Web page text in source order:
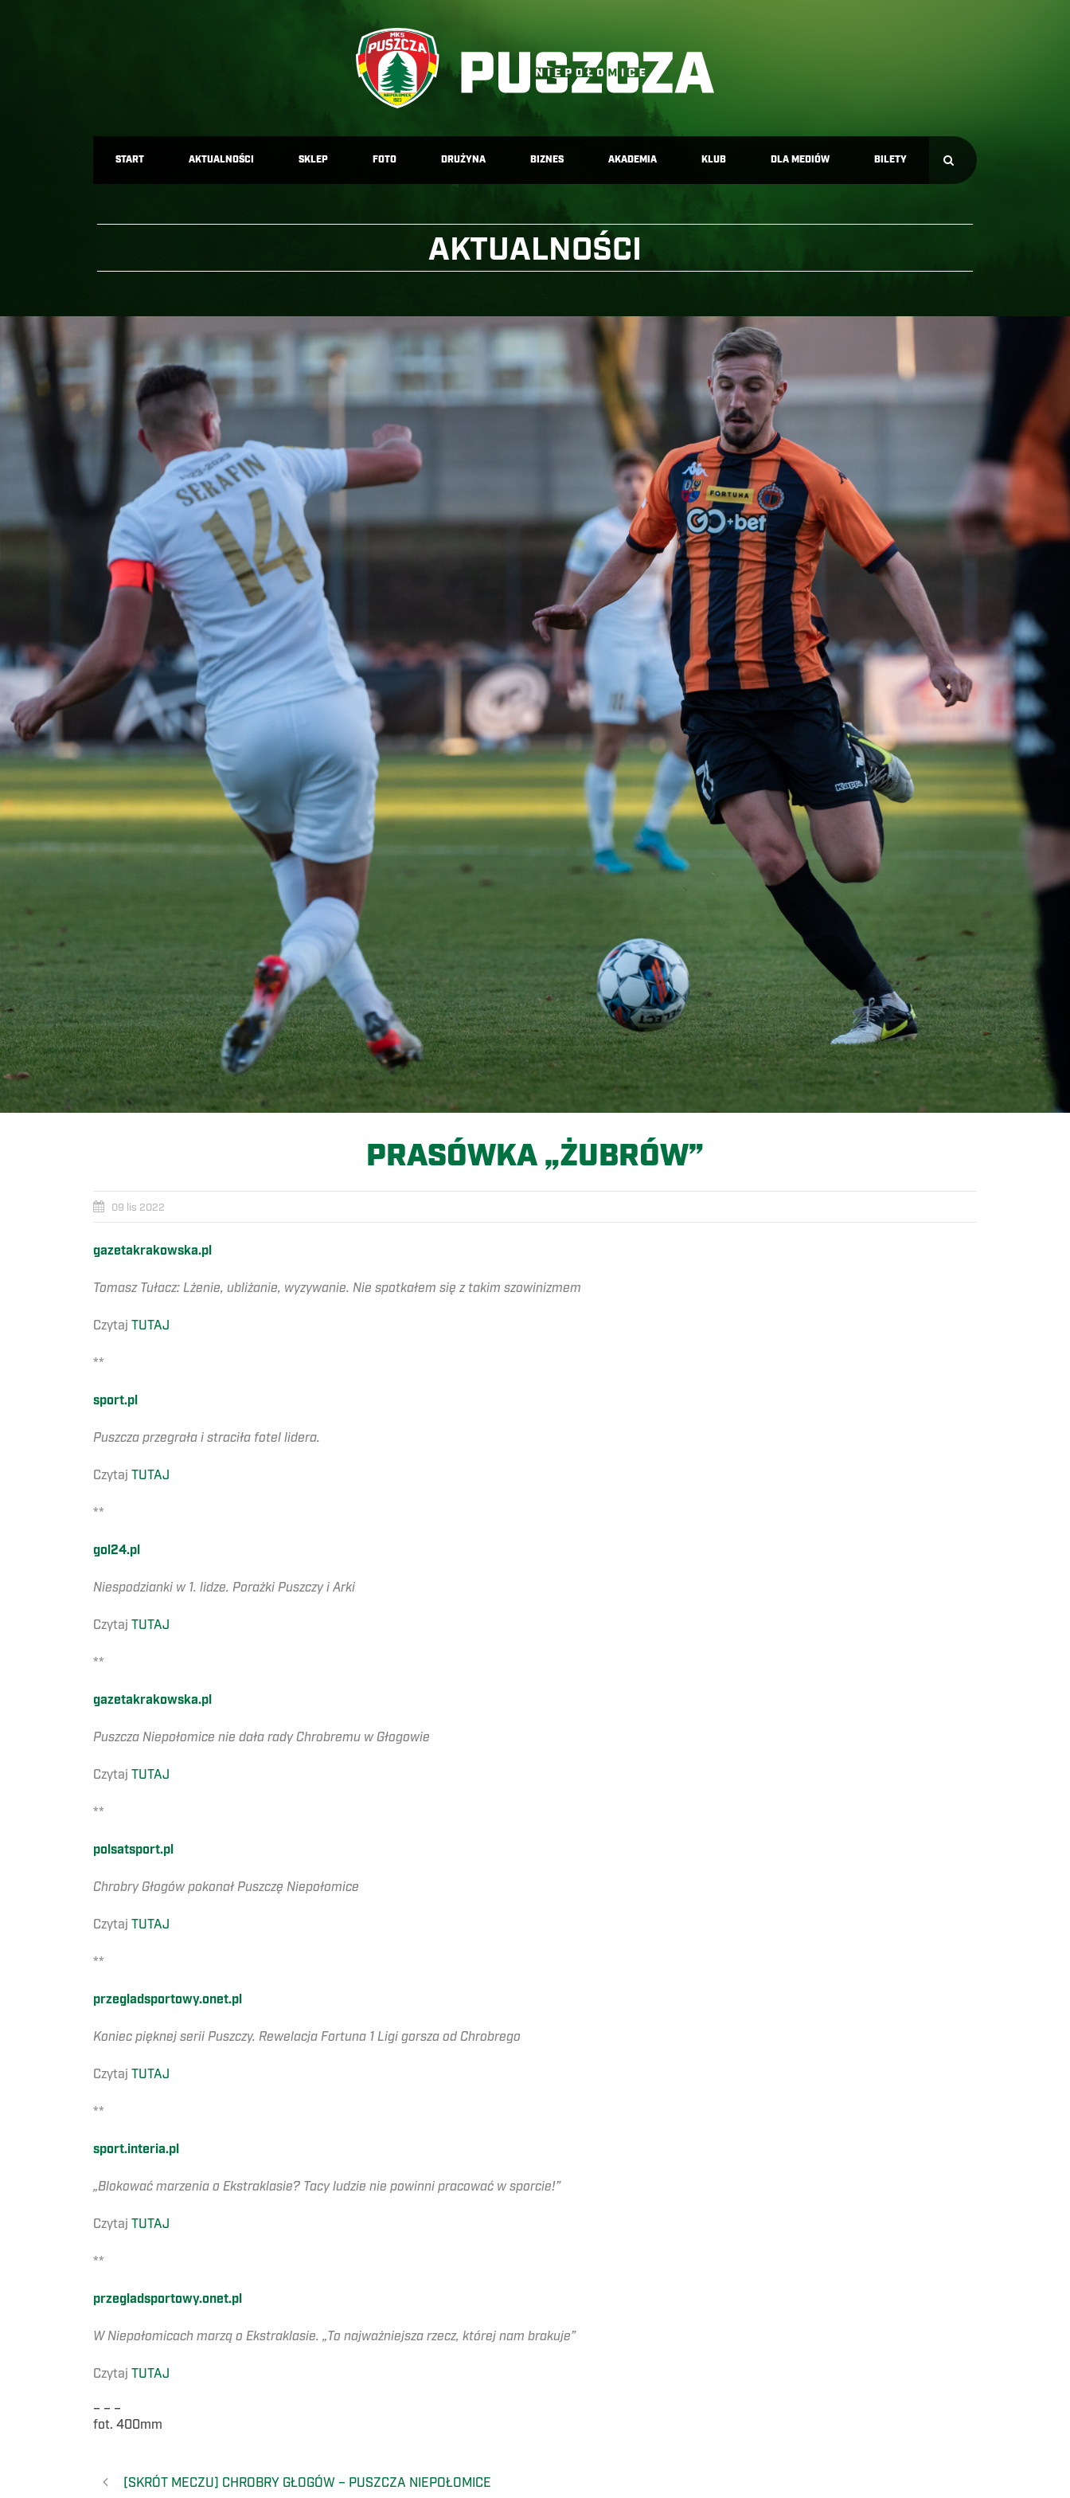
START AKTUALNOŚCI SKLEP FOTO DRUŻYNA BIZNES AKADEMIA KLUB DLA MEDIÓW BILETY
AKTUALNOŚCI
PRASÓWKA „ŻUBRÓW”
09 lis 2022
gazetakrakowska.pl
Tomasz Tułacz: Lżenie, ubliżanie, wyzywanie. Nie spotkałem się z takim szowinizmem
Czytaj TUTAJ
**
sport.pl
Puszcza przegrała i straciła fotel lidera.
Czytaj TUTAJ
**
gol24.pl
Niespodzianki w 1. lidze. Porażki Puszczy i Arki
Czytaj TUTAJ
**
gazetakrakowska.pl
Puszcza Niepołomice nie dała rady Chrobremu w Głogowie
Czytaj TUTAJ
**
polsatsport.pl
Chrobry Głogów pokonał Puszczę Niepołomice
Czytaj TUTAJ
**
przegladsportowy.onet.pl
Koniec pięknej serii Puszczy. Rewelacja Fortuna 1 Ligi gorsza od Chrobrego
Czytaj TUTAJ
**
sport.interia.pl
„Blokować marzenia o Ekstraklasie? Tacy ludzie nie powinni pracować w sporcie!”
Czytaj TUTAJ
**
przegladsportowy.onet.pl
W Niepołomicach marzą o Ekstraklasie. „To najważniejsza rzecz, której nam brakuje”
Czytaj TUTAJ
– – –
fot. 400mm
[SKRÓT MECZU] CHROBRY GŁOGÓW – PUSZCZA NIEPOŁOMICE